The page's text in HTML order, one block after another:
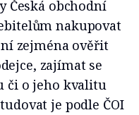
Česká obchodní
nakupovat
zejména ověřit
zajímat se
či o jeho kvalitu
je podle ČOI